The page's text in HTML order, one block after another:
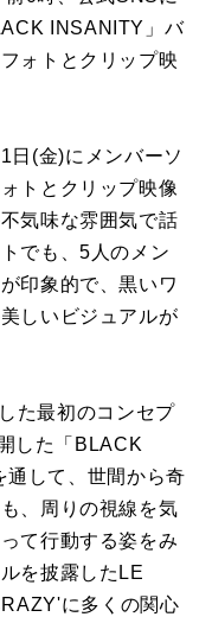
INSANITY」バ
ォトとクリップ映
日(金)にメンバーソ
トとクリップ映像
気味な雰囲気で話
でも、5人のメン
印象的で、黒いワ
しいビジュアルが
た最初のコンセプ
した「BLACK
通して、世間から奇
、周りの視線を気
て行動する姿をみ
を披露したLE
に多くの関心